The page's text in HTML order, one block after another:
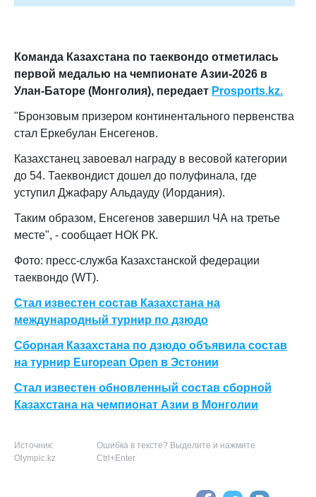
Команда Казахстана по таеквондо отметилась
первой медалью на чемпионате Азии-2026 в
Улан-Баторе (Монголия), передает Prosports.kz.
"Бронзовым призером континентального первенства
стал Еркебулан Енсегенов.
Казахстанец завоевал награду в весовой категории
до 54. Таеквондист дошел до полуфинала, где
уступил Джафару Альдауду (Иордания).
Таким образом, Енсегенов завершил ЧА на третье
месте", - сообщает НОК РК.
Фото: пресс-служба Казахстанской федерации
таеквондо (WT).
Стал известен состав Казахстана на
международный турнир по дзюдо
Сборная Казахстана по дзюдо объявила состав
на турнир European Open в Эстонии
Стал известен обновленный состав сборной
Казахстана на чемпионат Азии в Монголии
Источник:
Olympic.kz
Ошибка в тексте? Выделите и нажмите
Ctrl+Enter